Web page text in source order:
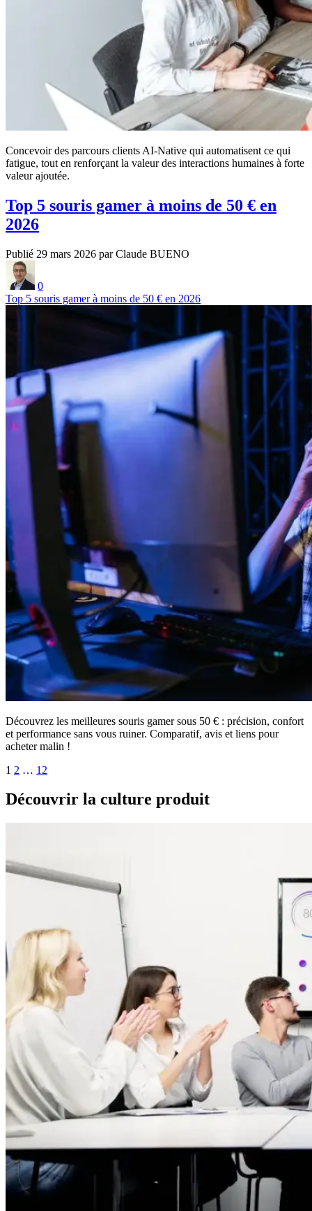
Concevoir des parcours clients AI‑Native qui automatisent ce qui
fatigue, tout en renforçant la valeur des interactions humaines à forte
valeur ajoutée.
Top 5 souris gamer à moins de 50 € en
2026
Publié 29 mars 2026 par Claude BUENO
0
Top 5 souris gamer à moins de 50 € en 2026
Découvrez les meilleures souris gamer sous 50 € : précision, confort
et performance sans vous ruiner. Comparatif, avis et liens pour
acheter malin !
Pagination
des
publications
1 2 … 12
Découvrir la culture produit